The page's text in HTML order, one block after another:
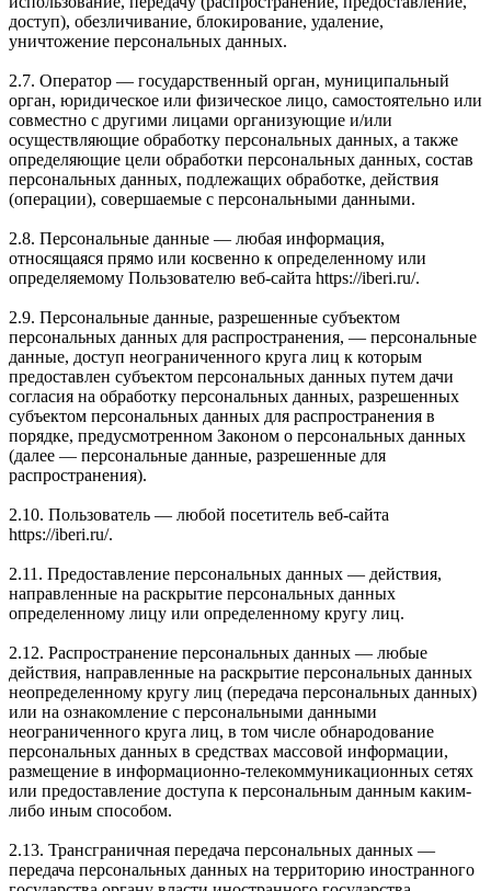
доступ), обезличивание, блокирование, удаление,
уничтожение персональных данных.
2.7. Оператор — государственный орган, муниципальный
орган, юридическое или физическое лицо, самостоятельно или
совместно с другими лицами организующие и/или
осуществляющие обработку персональных данных, а также
определяющие цели обработки персональных данных, состав
персональных данных, подлежащих обработке, действия
(операции), совершаемые с персональными данными.
2.8. Персональные данные — любая информация,
относящаяся прямо или косвенно к определенному или
определяемому Пользователю веб-сайта https://iberi.ru/.
2.9. Персональные данные, разрешенные субъектом
персональных данных для распространения, — персональные
данные, доступ неограниченного круга лиц к которым
предоставлен субъектом персональных данных путем дачи
согласия на обработку персональных данных, разрешенных
субъектом персональных данных для распространения в
порядке, предусмотренном Законом о персональных данных
(далее — персональные данные, разрешенные для
распространения).
2.10. Пользователь — любой посетитель веб-сайта
https://iberi.ru/.
2.11. Предоставление персональных данных — действия,
направленные на раскрытие персональных данных
определенному лицу или определенному кругу лиц.
2.12. Распространение персональных данных — любые
действия, направленные на раскрытие персональных данных
неопределенному кругу лиц (передача персональных данных)
или на ознакомление с персональными данными
неограниченного круга лиц, в том числе обнародование
персональных данных в средствах массовой информации,
размещение в информационно-телекоммуникационных сетях
или предоставление доступа к персональным данным каким-
либо иным способом.
2.13. Трансграничная передача персональных данных —
передача персональных данных на территорию иностранного